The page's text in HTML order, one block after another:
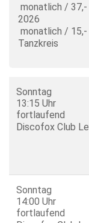
monatlich /
2026
monatlich / 15,-
Tanzkreis
Sonntag
13:15 Uhr
fortlaufend
Discofox Club
Sonntag
14:00 Uhr
fortlaufend